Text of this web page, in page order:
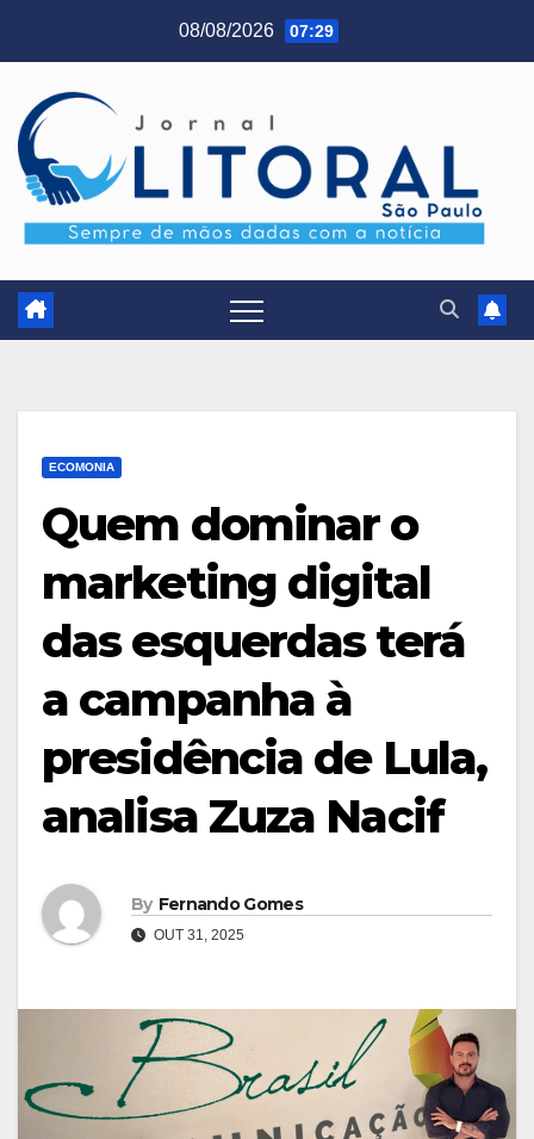
08/08/2026 07:29
ECOMONIA
Quem dominar o
marketing digital
das esquerdas terá
a campanha à
presidência de Lula,
analisa Zuza Nacif
By Fernando Gomes
OUT 31, 2025